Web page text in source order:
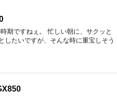
期ですねぇ。 忙しい朝に、サクッと
したいですが、そんな時に重宝しそう